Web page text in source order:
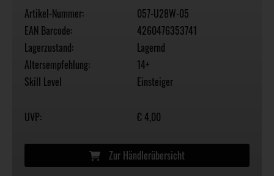
Artikel-Nummer:
057-U28W-05
EAN Barcode:
4260476353741
Lagerzustand:
Lagernd
Altersempfehlung:
14+
Skill Level
Einsteiger
UVP: € 4,00
Zur Händlerübersicht